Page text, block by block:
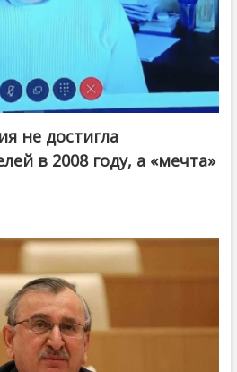
не достигла
в 2008 году, а «мечта»